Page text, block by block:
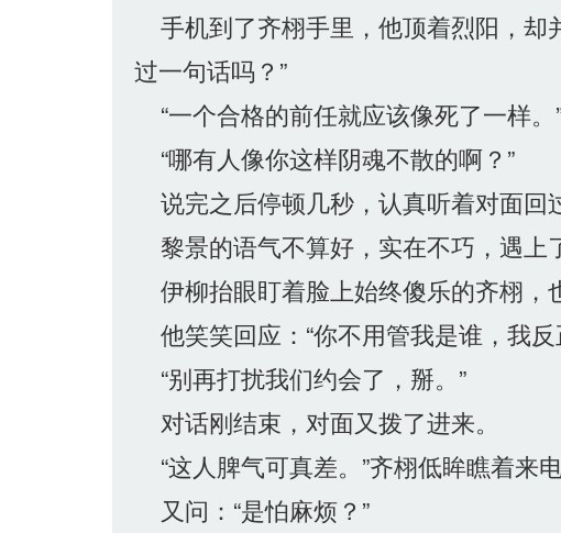
手机到了齐栩手里，他顶着烈阳，却
过一句话吗？”
“一个合格的前任就应该像死了一样。
“哪有人像你这样阴魂不散的啊？”
说完之后停顿几秒，认真听着对面回
黎景的语气不算好，实在不巧，遇上
伊柳抬眼盯着脸上始终傻乐的齐栩，
他笑笑回应：“你不用管我是谁，我
“别再打扰我们约会了，掰。”
对话刚结束，对面又拨了进来。
“这人脾气可真差。”齐栩低眸瞧着来
又问：“是怕麻烦？”